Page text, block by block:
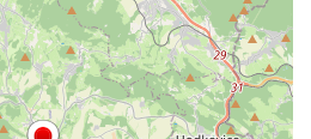
v Bezdružicích
ve Žluticích
u hřbitova v